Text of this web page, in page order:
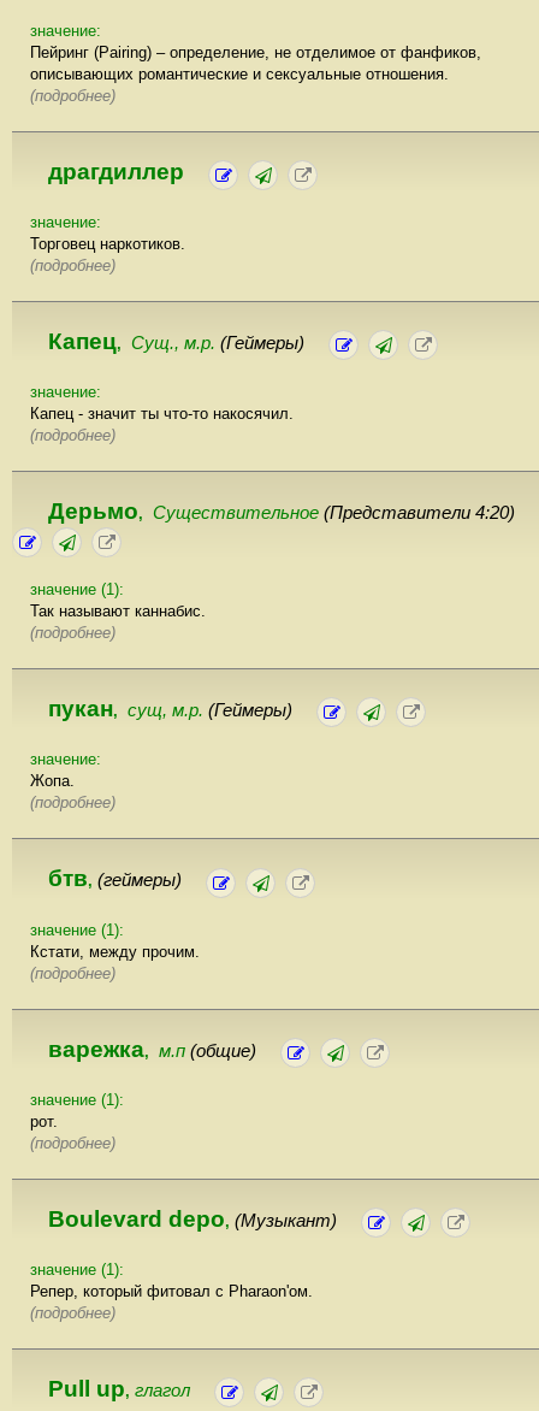
значение:
Пейринг (Pairing) – определение, не отделимое от фанфиков,
описывающих романтические и сексуальные отношения.
(подробнее)
драгдиллер
значение:
Торговец наркотиков.
(подробнее)
Капец, Сущ., м.р. (Геймеры)
значение:
Капец - значит ты что-то накосячил.
(подробнее)
Дерьмо, Существительное (Представители 4:20)
значение (1):
Так называют каннабис.
(подробнее)
пукан, сущ, м.р. (Геймеры)
значение:
Жопа.
(подробнее)
бтв, (геймеры)
значение (1):
Кстати, между прочим.
(подробнее)
варежка, м.п (общие)
значение (1):
рот.
(подробнее)
Boulevard depo, (Музыкант)
значение (1):
Репер, который фитовал с Pharaon'ом.
(подробнее)
Pull up, глагол